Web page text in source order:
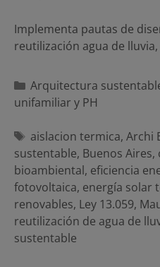
Implementa pautas de
reutilización agua de
Categorías
Arquitectura
unifamiliar y PH
Etiquetas
aislacion termica, Archi
sustentable, Buenos Aires,
bioambiental, eficiencia
fotovoltaica, energía solar
renovables, Ley 13.059,
reutilización de agua de
sustentable